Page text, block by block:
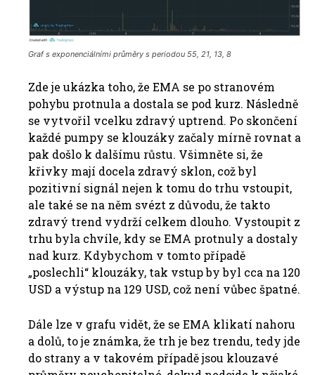
Graf s exponenciálními průměry s periodou 55, 21, 13, 8
Zde je ukázka toho, že EMA se po stranovém
pohybu protnula a dostala se pod kurz. Následně
se vytvořil vcelku zdravý uptrend. Po skončení
každé pumpy se klouzáky začaly mírně rovnat a
pak došlo k dalšímu růstu. Všimněte si, že
křivky mají docela zdravý sklon, což byl
pozitivní signál nejen k tomu do trhu vstoupit,
ale také se na něm svézt z důvodu, že takto
zdravý trend vydrží celkem dlouho. Vystoupit z
trhu byla chvíle, kdy se EMA protnuly a dostaly
nad kurz. Kdybychom v tomto případě
„poslechli“ klouzáky, tak vstup by byl cca na 120
USD a výstup na 129 USD, což není vůbec špatné.
Dále lze v grafu vidět, že se EMA klikatí nahoru
a dolů, to je známka, že trh je bez trendu, tedy jde
do strany a v takovém případě jsou klouzavé